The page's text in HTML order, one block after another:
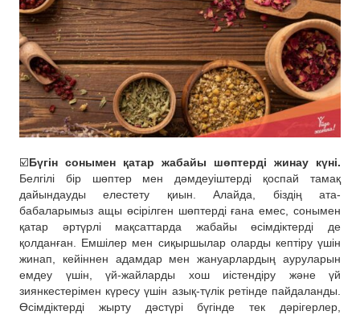
☑️Бүгін сонымен қатар жабайы шөптерді жинау күні.
Белгілі бір шөптер мен дәмдеуіштерді қоспай тамақ
дайындауды елестету қиын. Алайда, біздің ата-
бабаларымыз ащы өсірілген шөптерді ғана емес, сонымен
қатар әртүрлі мақсаттарда жабайы өсімдіктерді де
қолданған. Емшілер мен сиқыршылар оларды кептіру үшін
жинап, кейіннен адамдар мен жануарлардың ауруларын
емдеу үшін, үй-жайларды хош иістендіру және үй
зиянкестерімен күресу үшін азық-түлік ретінде пайдаланды.
Өсімдіктерді жырту дәстүрі бүгінде тек дәрігерлер,